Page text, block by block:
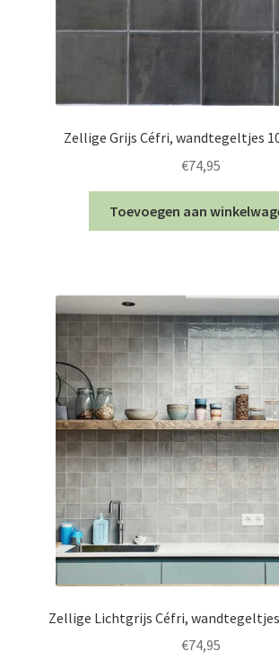
Zellige Grijs Céfri, wandtegeltjes
€74,95
Toevoegen aan
Zellige Lichtgrijs Céfri, wandtegeltjes
€74,95